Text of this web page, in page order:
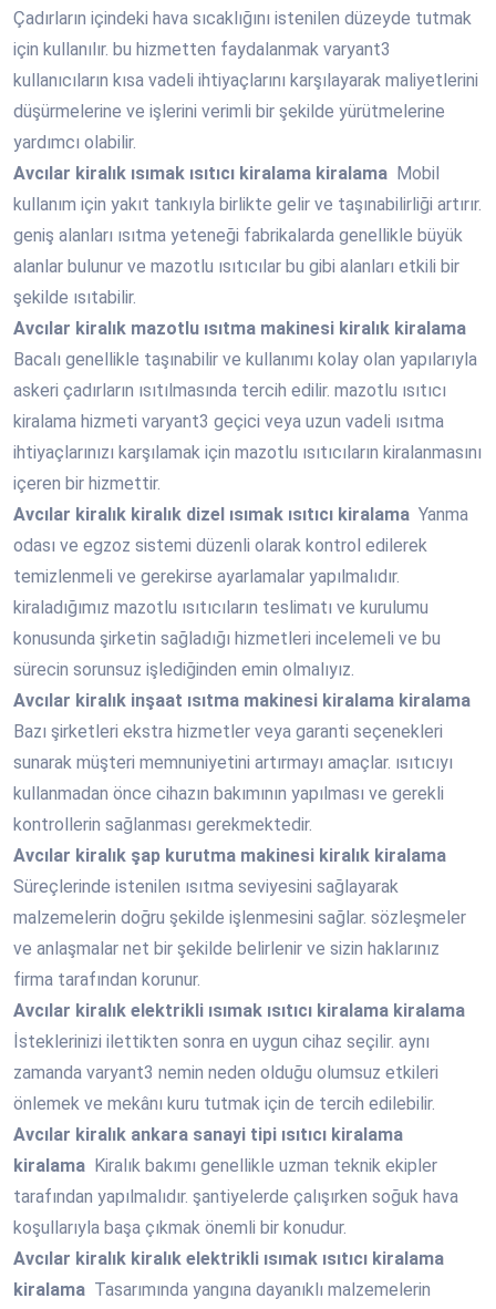
Çadırların içindeki hava sıcaklığını istenilen düzeyde tutmak
için kullanılır. bu hizmetten faydalanmak varyant3
kullanıcıların kısa vadeli ihtiyaçlarını karşılayarak maliyetlerini
düşürmelerine ve işlerini verimli bir şekilde yürütmelerine
yardımcı olabilir.
Avcılar kiralık ısımak ısıtıcı kiralama kiralama Mobil
kullanım için yakıt tankıyla birlikte gelir ve taşınabilirliği artırır.
geniş alanları ısıtma yeteneği fabrikalarda genellikle büyük
alanlar bulunur ve mazotlu ısıtıcılar bu gibi alanları etkili bir
şekilde ısıtabilir.
Avcılar kiralık mazotlu ısıtma makinesi kiralık kiralama
Bacalı genellikle taşınabilir ve kullanımı kolay olan yapılarıyla
askeri çadırların ısıtılmasında tercih edilir. mazotlu ısıtıcı
kiralama hizmeti varyant3 geçici veya uzun vadeli ısıtma
ihtiyaçlarınızı karşılamak için mazotlu ısıtıcıların kiralanmasını
içeren bir hizmettir.
Avcılar kiralık kiralık dizel ısımak ısıtıcı kiralama Yanma
odası ve egzoz sistemi düzenli olarak kontrol edilerek
temizlenmeli ve gerekirse ayarlamalar yapılmalıdır.
kiraladığımız mazotlu ısıtıcıların teslimatı ve kurulumu
konusunda şirketin sağladığı hizmetleri incelemeli ve bu
sürecin sorunsuz işlediğinden emin olmalıyız.
Avcılar kiralık inşaat ısıtma makinesi kiralama kiralama
Bazı şirketleri ekstra hizmetler veya garanti seçenekleri
sunarak müşteri memnuniyetini artırmayı amaçlar. ısıtıcıyı
kullanmadan önce cihazın bakımının yapılması ve gerekli
kontrollerin sağlanması gerekmektedir.
Avcılar kiralık şap kurutma makinesi kiralık kiralama
Süreçlerinde istenilen ısıtma seviyesini sağlayarak
malzemelerin doğru şekilde işlenmesini sağlar. sözleşmeler
ve anlaşmalar net bir şekilde belirlenir ve sizin haklarınız
firma tarafından korunur.
Avcılar kiralık elektrikli ısımak ısıtıcı kiralama kiralama
İsteklerinizi ilettikten sonra en uygun cihaz seçilir. aynı
zamanda varyant3 nemin neden olduğu olumsuz etkileri
önlemek ve mekânı kuru tutmak için de tercih edilebilir.
Avcılar kiralık ankara sanayi tipi ısıtıcı kiralama
kiralama Kiralık bakımı genellikle uzman teknik ekipler
tarafından yapılmalıdır. şantiyelerde çalışırken soğuk hava
koşullarıyla başa çıkmak önemli bir konudur.
Avcılar kiralık kiralık elektrikli ısımak ısıtıcı kiralama
kiralama Tasarımında yangına dayanıklı malzemelerin